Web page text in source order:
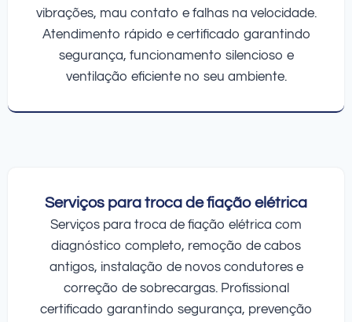
vibrações, mau contato e falhas na velocidade.
Atendimento rápido e certificado garantindo
segurança, funcionamento silencioso e
ventilação eficiente no seu ambiente.
Serviços para troca de fiação elétrica
Serviços para troca de fiação elétrica com
diagnóstico completo, remoção de cabos
antigos, instalação de novos condutores e
correção de sobrecargas. Profissional
certificado garantindo segurança, prevenção